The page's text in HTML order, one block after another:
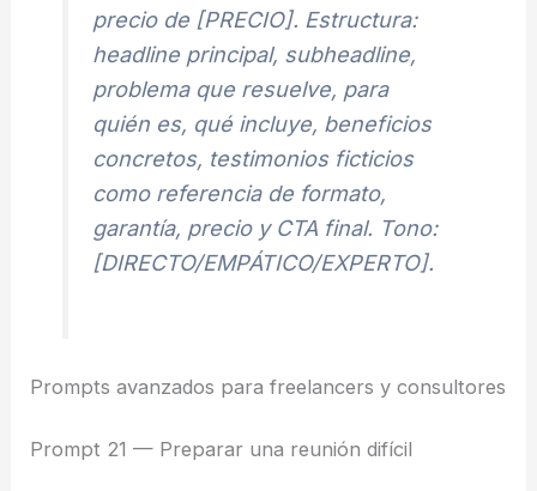
precio de [PRECIO]. Estructura:
headline principal, subheadline,
problema que resuelve, para
quién es, qué incluye, beneficios
concretos, testimonios ficticios
como referencia de formato,
garantía, precio y CTA final. Tono:
[DIRECTO/EMPÁTICO/EXPERTO].
Prompts avanzados para freelancers y consultores
Prompt 21 — Preparar una reunión difícil